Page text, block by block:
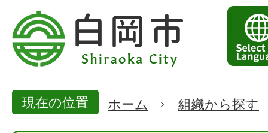
現在の位置 ホーム 組織から探す